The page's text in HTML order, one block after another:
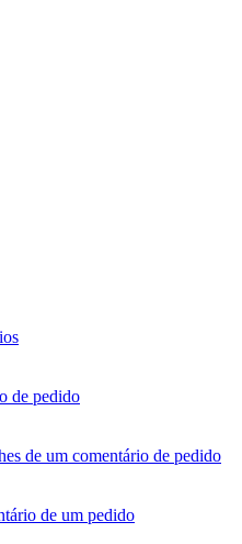
de pedido
de um comentário de pedido
de um pedido